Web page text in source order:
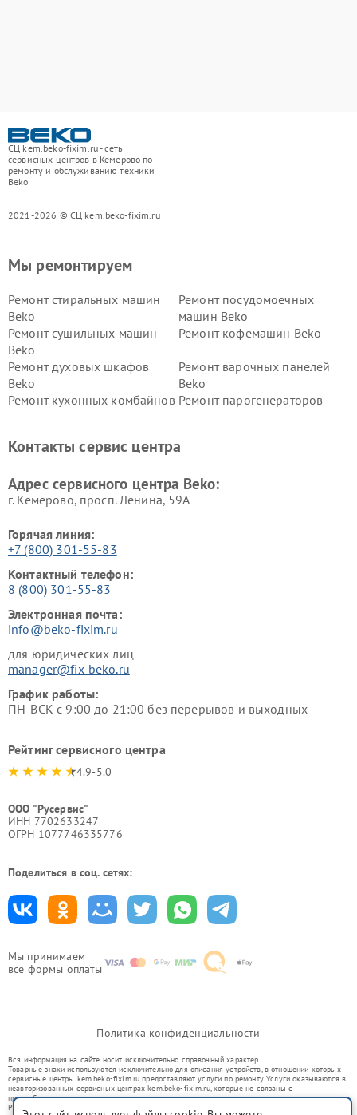
СЦ kem.beko-fixim.ru - сеть
сервисных центров в Кемерово по
ремонту и обслуживанию техники
Beko
2021-2026 © СЦ kem.beko-fixim.ru
Мы принимаем
все формы оплаты
Мы ремонтируем
Ремонт стиральных машин
Beko
Ремонт посудомоечных
машин Beko
Ремонт сушильных машин
Beko
Ремонт кофемашин Beko
Ремонт духовых шкафов
Beko
Ремонт варочных панелей
Beko
Ремонт кухонных комбайнов Ремонт парогенераторов
Ремонт холодильников Beko Ремонт морозильных камер
Контакты сервис центра
Адрес сервисного центра Beko:
г. Кемерово, просп. Ленина, 59А
Горячая линия:
+7 (800) 301-55-83
Контактный телефон:
8 (800) 301-55-83
Электронная почта:
info@beko-fixim.ru
для юридических лиц
manager@fix-beko.ru
График работы:
ПН-ВСК с 9:00 до 21:00 без перерывов и выходных
Рейтинг сервисного центра
4.9-5.0
ООО "Русервис"
ИНН 7702633247
ОГРН 1077746335776
Поделиться в соц. сетях:
Политика конфиденциальности
Вся информация на сайте носит исключительно справочный характер.
Товарные знаки используются исключительно для описания устройств, в отношении которых
сервисные центры kem.beko-fixim.ru предоставляют услуги по ремонту. Услуги оказываются в
неавторизованных сервисных центрах kem.beko-fixim.ru, которые не связаны с
правообладателями товарных знаков или их официальными представителями.
Ремонт осуществляется для устройств, уже введенных в гражданский оборот в соответствии